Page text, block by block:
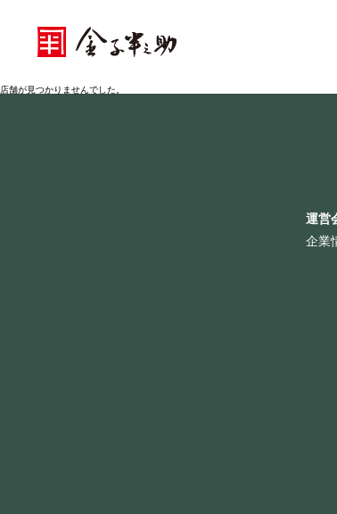
店舗が見つかりませんでした。
運営
企業